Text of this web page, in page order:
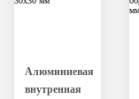
Алюминиевая
внутренная